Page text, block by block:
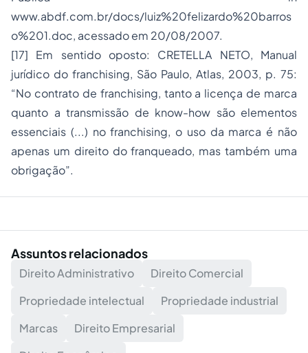
www.abdf.com.br/docs/luiz%20felizardo%20barros
o%201.doc, acessado em 20/08/2007.
[17] Em sentido oposto: CRETELLA NETO, Manual
jurídico do franchising, São Paulo, Atlas, 2003, p. 75:
“No contrato de franchising, tanto a licença de marca
quanto a transmissão de know-how são elementos
essenciais (...) no franchising, o uso da marca é não
apenas um direito do franqueado, mas também uma
obrigação”.
Assuntos relacionados
Direito Administrativo
Direito Comercial
Propriedade intelectual
Propriedade industrial
Marcas
Direito Empresarial